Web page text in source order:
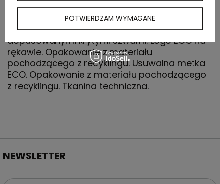
Techniczna koszulka z krótkim rękawem z
poliestru CONTROL-DRY pochodzącego z
recyklingu. Ściągacz wokół szyi z
dopasowanymi krytymi szwami. Logo ECO na
rękawie. Opakowanie z materiału
pochodzącego z recyklingu. Usuwalna metka
ECO. Opakowanie z materiału pochodzącego
z recyklingu. Tkanina techniczna.
NEWSLETTER
POTWIERDZAM WYMAGANE